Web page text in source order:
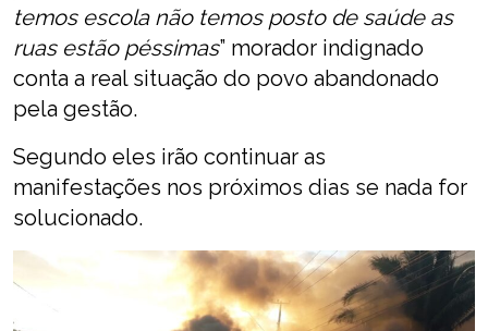
temos escola não temos posto de saúde as
ruas estão péssimas” morador indignado
conta a real situação do povo abandonado
pela gestão.
Segundo eles irão continuar as
manifestações nos próximos dias se nada for
solucionado.